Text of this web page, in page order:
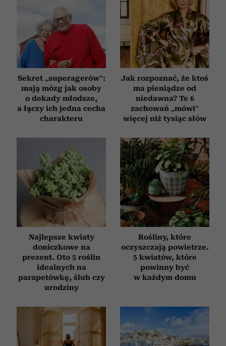
Sekret „superagerów”:
mają mózg jak osoby
o dekady młodsze,
a łączy ich jedna cecha
charakteru
Jak rozpoznać, że ktoś
ma pieniądze od
niedawna? Te 6
zachowań „mówi”
więcej niż tysiąc słów
Najlepsze kwiaty
doniczkowe na
prezent. Oto 5 roślin
idealnych na
parapetówkę, ślub czy
urodziny
Rośliny, które
oczyszczają powietrze.
5 kwiatów, które
powinny być
w każdym domu